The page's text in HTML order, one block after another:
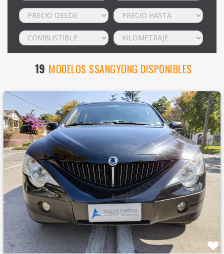
19 MODELOS SSANGYONG DISPONIBLES